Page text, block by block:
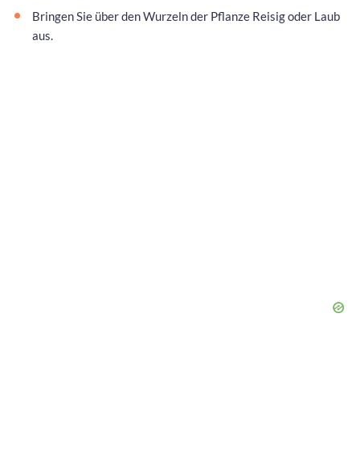
Bringen Sie über den Wurzeln der Pflanze Reisig oder Laub
aus.